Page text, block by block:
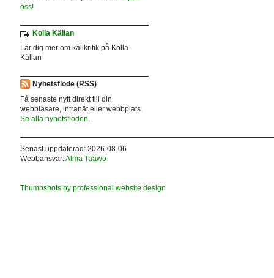
oss!
Kolla Källan
Lär dig mer om källkritik på Kolla
Källan
Nyhetsflöde (RSS)
Få senaste nytt direkt till din
webbläsare, intranät eller webbplats.
Se alla nyhetsflöden.
Senast uppdaterad: 2026-08-06
Webbansvar:Alma Taawo
Thumbshots by professional website design